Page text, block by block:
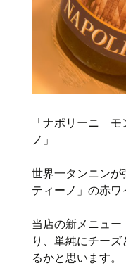
「ナポリーニ
ノ」
世界一タンニンが
ティーノ」の赤ワ
当店の新メニュ
り、単純にチー
るかと思います。